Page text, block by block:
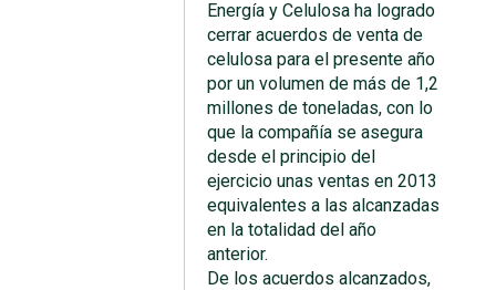
Energía y Celulosa ha logrado
cerrar acuerdos de venta de
celulosa para el presente año
por un volumen de más de 1,2
millones de toneladas, con lo
que la compañía se asegura
desde el principio del
ejercicio unas ventas en 2013
equivalentes a las alcanzadas
en la totalidad del año
anterior.
De los acuerdos alcanzados,